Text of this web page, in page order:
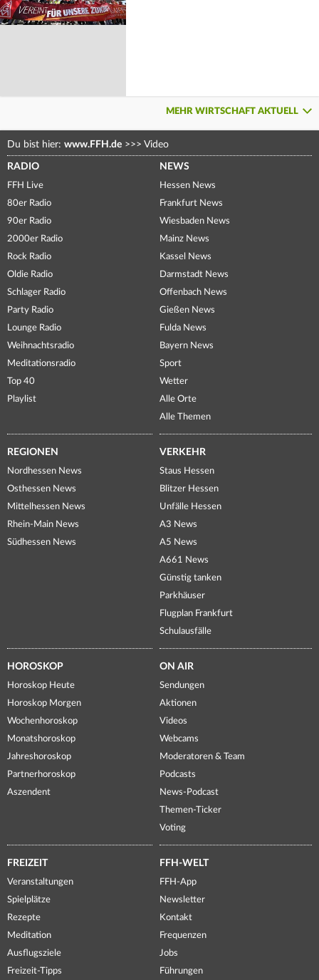
MEHR WIRTSCHAFT AKTUELL
Du bist hier: www.FFH.de >>> Video
RADIO
FFH Live
80er Radio
90er Radio
2000er Radio
Rock Radio
Oldie Radio
Schlager Radio
Party Radio
Lounge Radio
Weihnachtsradio
Meditationsradio
Top 40
Playlist
NEWS
Hessen News
Frankfurt News
Wiesbaden News
Mainz News
Kassel News
Darmstadt News
Offenbach News
Gießen News
Fulda News
Bayern News
Sport
Wetter
Alle Orte
Alle Themen
REGIONEN
Nordhessen News
Osthessen News
Mittelhessen News
Rhein-Main News
Südhessen News
VERKEHR
Staus Hessen
Blitzer Hessen
Unfälle Hessen
A3 News
A5 News
A661 News
Günstig tanken
Parkhäuser
Flugplan Frankfurt
Schulausfälle
HOROSKOP
Horoskop Heute
Horoskop Morgen
Wochenhoroskop
Monatshoroskop
Jahreshoroskop
Partnerhoroskop
Aszendent
ON AIR
Sendungen
Aktionen
Videos
Webcams
Moderatoren & Team
Podcasts
News-Podcast
Themen-Ticker
Voting
FREIZEIT
Veranstaltungen
Spielplätze
Rezepte
Meditation
Ausflugsziele
Freizeit-Tipps
FFH-WELT
FFH-App
Newsletter
Kontakt
Frequenzen
Jobs
Führungen